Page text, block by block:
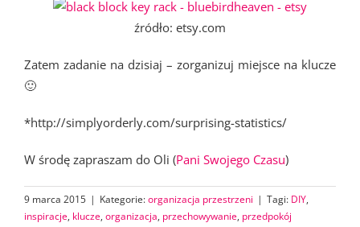
źródło: etsy.com
Zatem zadanie na dzisiaj – zorganizuj miejsce na klucze
🙂
*http://simplyorderly.com/surprising-statistics/
W środę zapraszam do Oli (Pani Swojego Czasu)
9 marca 2015 | Kategorie:organizacja przestrzeni | Tagi: DIY,
inspiracje, klucze, organizacja, przechowywanie, przedpokój